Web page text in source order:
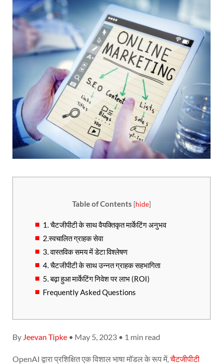
Table of Contents [hide]
1. चैटजीपीटी के साथ वैयक्तिकृत मार्केटिंग अनुभव
2.स्वचालित ग्राहक सेवा
3. वास्तविक समय में डेटा विश्लेषण
4. चैटजीपीटी के साथ उन्नत ग्राहक सहभागिता
5. बढ़ा हुआ मार्केटिंग निवेश पर लाभ (ROI)
Frequently Asked Questions
By Jeevan Tipke • May 5, 2023 • 1 min read
OpenAI द्वारा प्रशिक्षित एक विशाल भाषा मॉडल के रूप में,चैटजीपीटी